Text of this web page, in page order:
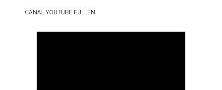
CANAL YOUTUBE FULLEN